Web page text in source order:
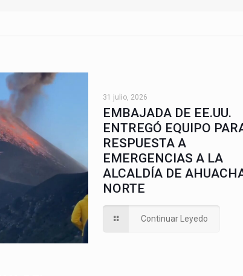
31 julio, 2026
EMBAJADA DE EE.UU.
ENTREGÓ EQUIPO
RESPUESTA A
EMERGENCIAS A LA
ALCALDÍA DE
NORTE
Continuar Leyedo